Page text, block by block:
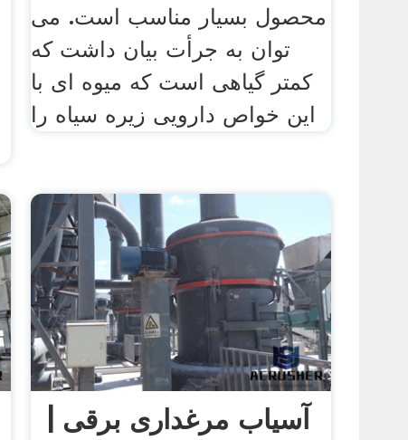
محصول بسیار مناسب است. می
توان به جرأت بیان داشت که
کمتر گیاهی است که میوه ای با
این خواص دارویی زیره سیاه را
آسیاب مرغداری برقی |